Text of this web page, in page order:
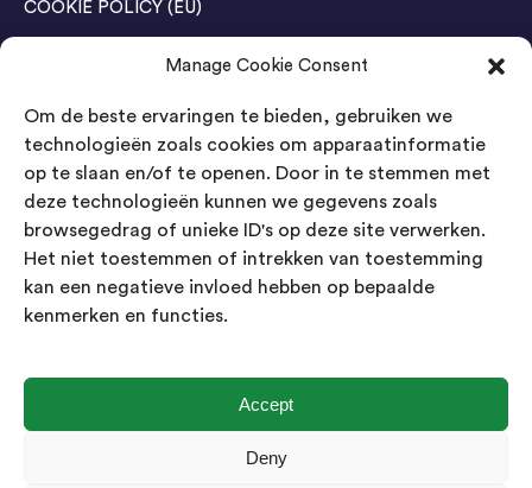
Manage Cookie Consent
Om de beste ervaringen te bieden, gebruiken we
technologieën zoals cookies om apparaatinformatie
op te slaan en/of te openen. Door in te stemmen met
deze technologieën kunnen we gegevens zoals
browsegedrag of unieke ID's op deze site verwerken.
Het niet toestemmen of intrekken van toestemming
kan een negatieve invloed hebben op bepaalde
kenmerken en functies.
Accept
Deny
COOKIE POLICY (EU)
Agenda Trade Shows
04-05 November / SVG FAIR Winterswijk
Bestel GRATIS kaarten
24-26 March / IAW Trade Fair - Cologne
Bestel GRATIS kaarten
Contact
Showroom geopend op afspraak